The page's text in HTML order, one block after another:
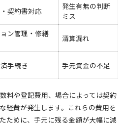
契約書対応
発生有無の判断
ミス
ン管理・修繕
清算漏れ
手続き 手元資金の不足
料や登記費用、場合によっては契約
経費が発生します。これらの費用を
ために、手元に残る金額が大幅に減